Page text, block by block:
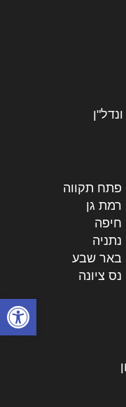
פתח
פתח תקווה
רמת גן
חיפה
נתניה
באר שבע
נס ציונה